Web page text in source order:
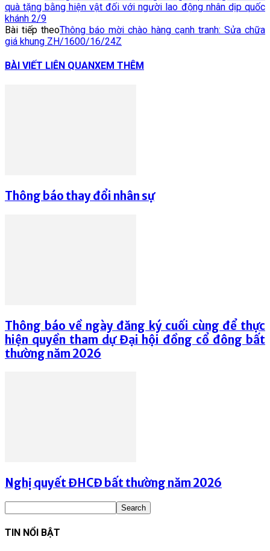
quà tặng bằng hiện vật đối với người lao động nhân dịp quốc
khánh 2/9
Bài tiếp theoThông báo mời chào hàng cạnh tranh: Sửa chữa
giá khung ZH/1600/16/24Z
BÀI VIẾT LIÊN QUANXEM THÊM
Thông báo thay đổi nhân sự
Thông báo về ngày đăng ký cuối cùng để thực
hiện quyền tham dự Đại hội đồng cổ đông bất
thường năm 2026
Nghị quyết ĐHCĐ bất thường năm 2026
TIN NỔI BẬT